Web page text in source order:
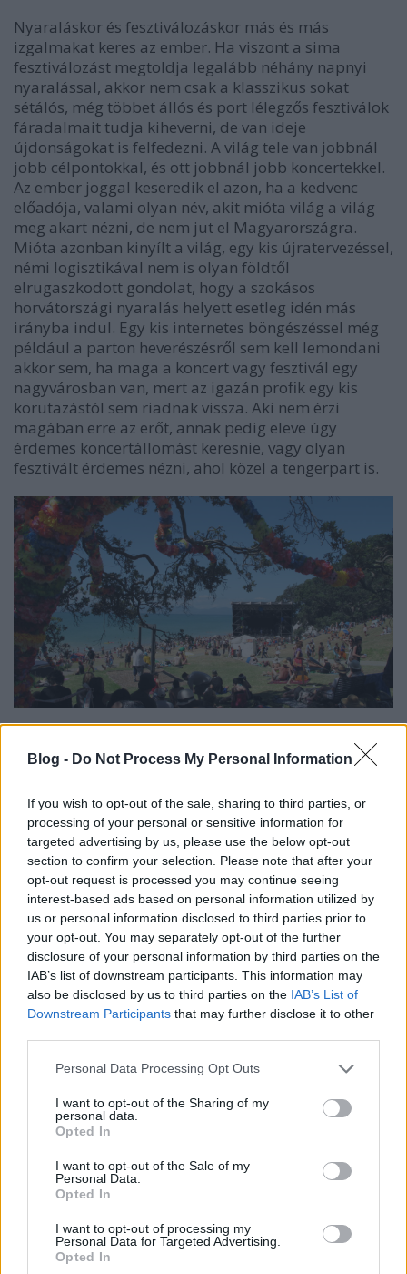
Blog - Do Not Process My Personal Information
If you wish to opt-out of the sale, sharing to third parties, or
processing of your personal or sensitive information for
targeted advertising by us, please use the below opt-out
section to confirm your selection. Please note that after your
opt-out request is processed you may continue seeing
interest-based ads based on personal information utilized by
us or personal information disclosed to third parties prior to
your opt-out. You may separately opt-out of the further
disclosure of your personal information by third parties on the
IAB’s list of downstream participants. This information may
also be disclosed by us to third parties on the IAB’s List of
Downstream Participants that may further disclose it to other
Please note that this website/app uses one or more Google
not limited to your visit or usage behaviour. You may click to
grant or deny consent to Google and its third-party tags to
use your data for below specified purposes in below Google
consent section.
Personal Data Processing Opt Outs
I want to opt-out of the Sharing of my
personal data.
Opted In
I want to opt-out of the Sale of my
Personal Data.
Opted In
I want to opt-out of processing my
Personal Data for Targeted Advertising.
Opted In
Nyaraláskor és fesztiválozáskor más és más
izgalmakat keres az ember. Ha viszont a sima
fesztiválozást megtoldja legalább néhány napnyi
nyaralással, akkor nem csak a klasszikus sokat
sétálós, még többet állós és port lélegzős fesztiválok
fáradalmait tudja kiheverni, de van ideje
újdonságokat is felfedezni. A világ tele van jobbnál
jobb célpontokkal, és ott jobbnál jobb koncertekkel.
Az ember joggal keseredik el azon, ha a kedvenc
előadója, valami olyan név, akit mióta világ a világ
meg akart nézni, de nem jut el Magyarországra.
Mióta azonban kinyílt a világ, egy kis újratervezéssel,
némi logisztikával nem is olyan földtől
elrugaszkodott gondolat, hogy a szokásos
horvátországi nyaralás helyett esetleg idén más
irányba indul. Egy kis internetes böngészéssel még
például a parton heverészésről sem kell lemondani
akkor sem, ha maga a koncert vagy fesztivál egy
nagyvárosban van, mert az igazán profik egy kis
körutazástól sem riadnak vissza. Aki nem érzi
magában erre az erőt, annak pedig eleve úgy
érdemes koncertállomást keresnie, vagy olyan
fesztivált érdemes nézni, ahol közel a tengerpart is.
akik szívesen bevezetnek olyan helyekre, amit a
turisták rendszerint kihagynak, akkor nyert ügyed
van. Ha nem, akkor magadnak kell megtalálni az
izgalmasabb helyeket, de manapság az internet
korában ez egyáltalán nem nagy ördöngősség.
Érdemes kilépni a klasszikus turistacsapdák
világából és kicsit megnézni, hogyan is élnek a
helyiek. Nem állítjuk, hogy ez alatt azt értjük, hogy
mindenképpen lakótelepeken érdemes kóvályogni,
de tény, hogy Dubajból például maradandó élmény
lett, mikor a plázák és sétányok gyakran túlárazott
éttermei helyett inkább eredeti pakisztáni és indiai
étteremben ettünk (az ország lakosságának
majdnem fele ebből a két országból származik), ahol
éppen akkor csak mi voltunk külföldiek (mármint
nem Dubajban élők). A környék messziről sem
emlékeztetett a néhány órával azelőtt luxusra és
fényűzésre, ahogy az ételek sem az otthon is vitt,
európai ízléshez alakított indiai vagy pakisztáni
konyhához.